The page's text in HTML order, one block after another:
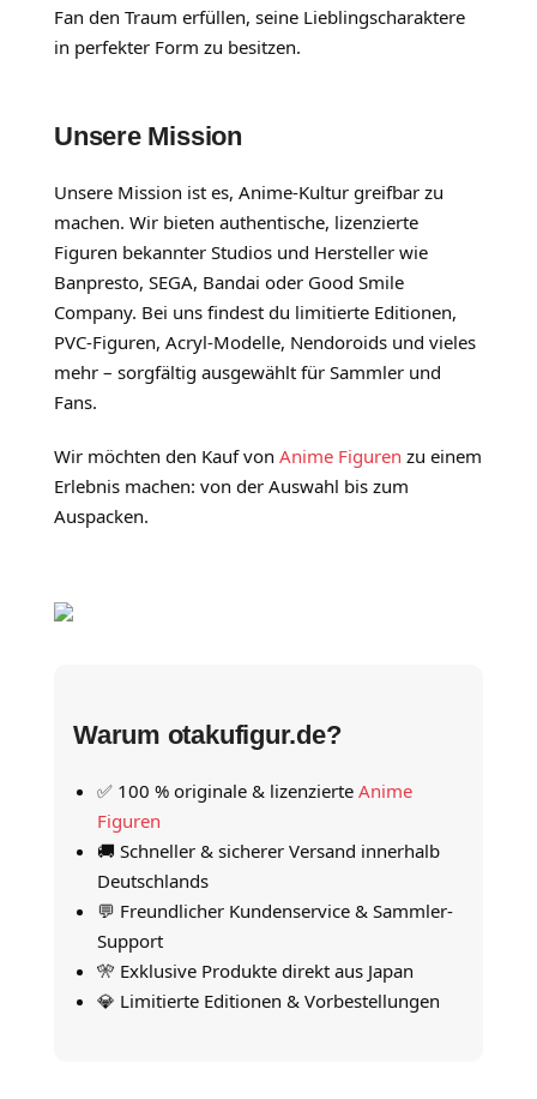
Fan den Traum erfüllen, seine Lieblingscharaktere
in perfekter Form zu besitzen.
Unsere Mission
Unsere Mission ist es, Anime-Kultur greifbar zu
machen. Wir bieten authentische, lizenzierte
Figuren bekannter Studios und Hersteller wie
Banpresto, SEGA, Bandai oder Good Smile
Company. Bei uns findest du limitierte Editionen,
PVC-Figuren, Acryl-Modelle, Nendoroids und vieles
mehr – sorgfältig ausgewählt für Sammler und
Fans.
Wir möchten den Kauf von Anime Figuren zu einem
Erlebnis machen: von der Auswahl bis zum
Auspacken.
Warum otakufigur.de?
✅ 100 % originale & lizenzierte Anime
Figuren
🚚 Schneller & sicherer Versand innerhalb
Deutschlands
💬 Freundlicher Kundenservice & Sammler-
Support
🎌 Exklusive Produkte direkt aus Japan
💎 Limitierte Editionen & Vorbestellungen